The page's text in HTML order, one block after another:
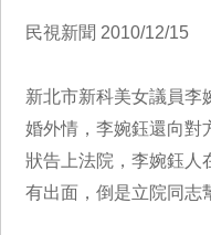
民視新聞 2010/12/15
新北市新科美女議員李
婚外情，李婉鈺還向對
狀告上法院，李婉鈺人
有出面，倒是立院同志